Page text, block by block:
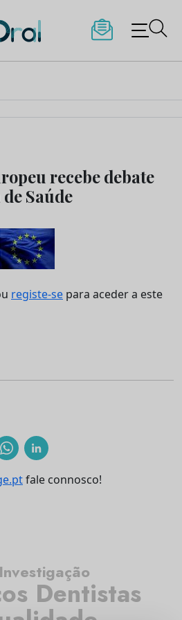
recebe debate
Saúde
registe-se para aceder a este
fale connosco!
Dentistas
Investigação